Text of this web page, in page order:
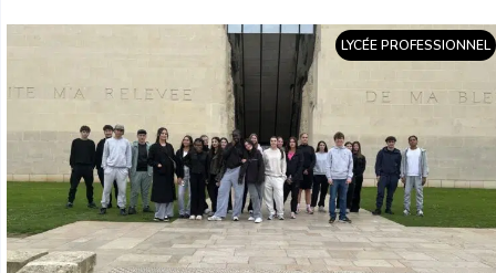
LYCÉE PROFESSIONNEL